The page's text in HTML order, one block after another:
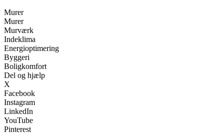
Murer
Murer
Murværk
Indeklima
Energioptimering
Byggeri
Boligkomfort
Del og hjælp
X
Facebook
Instagram
LinkedIn
YouTube
Pinterest